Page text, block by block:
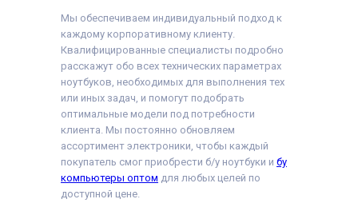
Мы обеспечиваем индивидуальный подход к
каждому корпоративному клиенту.
Квалифицированные специалисты подробно
расскажут обо всех технических параметрах
ноутбуков, необходимых для выполнения тех
или иных задач, и помогут подобрать
оптимальные модели под потребности
клиента. Мы постоянно обновляем
ассортимент электроники, чтобы каждый
покупатель смог приобрести б/у ноутбуки и бу
компьютеры оптом для любых целей по
доступной цене.